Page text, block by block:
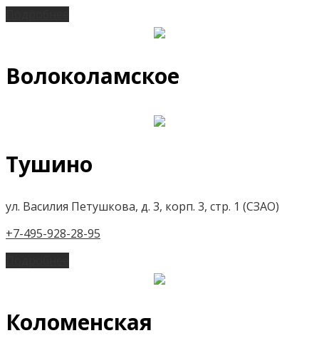
Волоколамское
Тушино
ул. Василия Петушкова, д. 3, корп. 3, стр. 1 (СЗАО)
+7-495-928-28-95
Коломенская